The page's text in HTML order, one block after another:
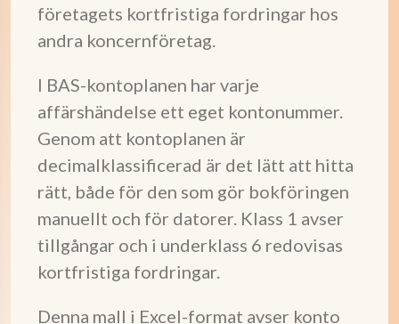
företagets kortfristiga fordringar hos
andra koncernföretag.
I BAS-kontoplanen har varje
affärshändelse ett eget kontonummer.
Genom att kontoplanen är
decimalklassificerad är det lätt att hitta
rätt, både för den som gör bokföringen
manuellt och för datorer. Klass 1 avser
tillgångar och i underklass 6 redovisas
kortfristiga fordringar.
Denna mall i Excel-format avser konto